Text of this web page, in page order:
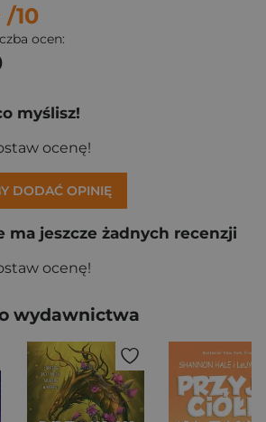
/10
ocen:
myślisz!
ocenę!
DODAĆ OPINIĘ
ma jeszcze żadnych recenzji
ocenę!
wydawnictwa